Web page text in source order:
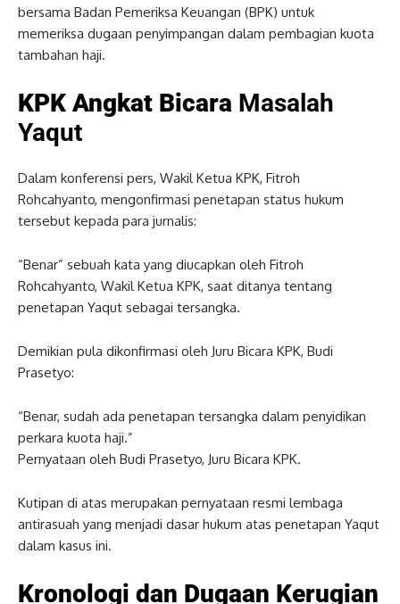
bersama Badan Pemeriksa Keuangan (BPK) untuk
memeriksa dugaan penyimpangan dalam pembagian kuota
tambahan haji.
KPK Angkat Bicara Masalah
Yaqut
Dalam konferensi pers, Wakil Ketua KPK, Fitroh
Rohcahyanto, mengonfirmasi penetapan status hukum
tersebut kepada para jurnalis:
“Benar” sebuah kata yang diucapkan oleh Fitroh
Rohcahyanto, Wakil Ketua KPK, saat ditanya tentang
penetapan Yaqut sebagai tersangka.
Demikian pula dikonfirmasi oleh Juru Bicara KPK, Budi
Prasetyo:
“Benar, sudah ada penetapan tersangka dalam penyidikan
perkara kuota haji.”
Pernyataan oleh Budi Prasetyo, Juru Bicara KPK.
Kutipan di atas merupakan pernyataan resmi lembaga
antirasuah yang menjadi dasar hukum atas penetapan Yaqut
dalam kasus ini.
Kronologi dan Dugaan Kerugian